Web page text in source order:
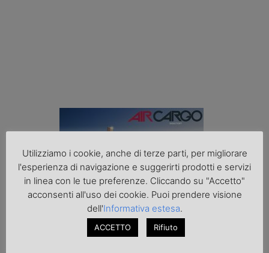
Utilizziamo i cookie, anche di terze parti, per migliorare
l'esperienza di navigazione e suggerirti prodotti e servizi
in linea con le tue preferenze. Cliccando su "Accetto"
acconsenti all'uso dei cookie. Puoi prendere visione
dell'Informativa estesa.
ACCETTO Rifiuto